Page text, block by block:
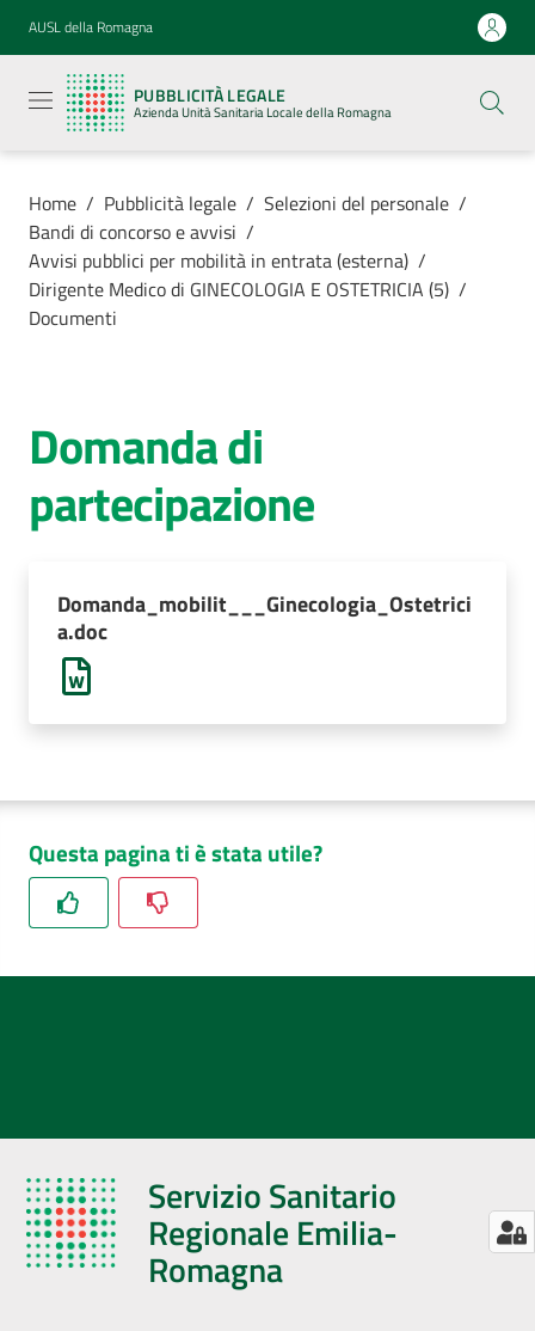
Vai al contenuto
Vai alla navigazione
Vai al footer
AUSL della Romagna
PUBBLICITÀ LEGALE
Azienda Unità Sanitaria Locale della Romagna
legale
Azienda
Unità
Locale della
Azienda
Luoghi di
Comunica
Home / Pubblicità legale / Selezioni del personale /
Bandi di concorso e avvisi /
Avvisi pubblici per mobilità in entrata (esterna) /
Dirigente Medico di GINECOLOGIA E OSTETRICIA (5) /
Documenti
Domanda di
partecipazione
Domanda_mobilit___Ginecologia_Ostetrici
a.doc
Questa pagina ti è stata utile?
Servizio Sanitario
Regionale Emilia-
Romagna